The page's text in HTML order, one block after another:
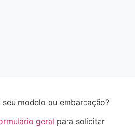
modelo ou embarcação?
geral para solicitar